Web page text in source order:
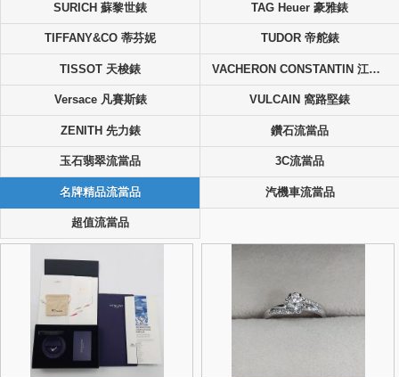
SURICH 蘇黎世錶 TAG Heuer 豪雅錶
TIFFANY&CO 蒂芬妮 TUDOR 帝舵錶
TISSOT 天梭錶 VACHERON CONSTANTIN 江詩丹頓錶
Versace 凡賽斯錶 VULCAIN 窩路堅錶
ZENITH 先力錶 鑽石流當品
玉石翡翠流當品 3C流當品
名牌精品流當品 汽機車流當品
超值流當品